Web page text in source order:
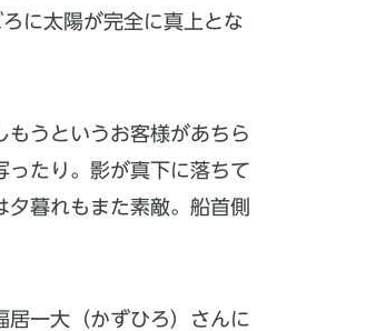
に太陽が完全に真上とな
うというお客様があちら
ったり。影が真下に落ちて
暮れもまた素敵。船首側
一大（かずひろ）さんに